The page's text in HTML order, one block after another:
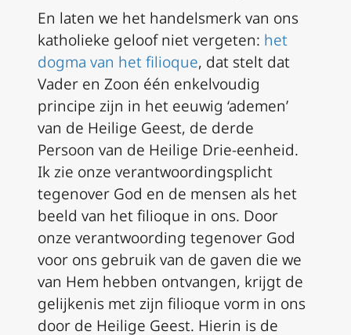
En laten we het handelsmerk van ons
katholieke geloof niet vergeten: het
dogma van hetfilioque, dat stelt dat
Vader en Zoon één enkelvoudig
principe zijn in het eeuwig ‘ademen’
van de Heilige Geest, de derde
Persoon van de Heilige Drie-eenheid.
Ik zie onze verantwoordingsplicht
tegenover God en de mensen als het
beeld van het filioque in ons. Door
onze verantwoording tegenover God
voor ons gebruik van de gaven die we
van Hem hebben ontvangen, krijgt de
gelijkenis met zijn filioque vorm in ons
door de Heilige Geest. Hierin is de